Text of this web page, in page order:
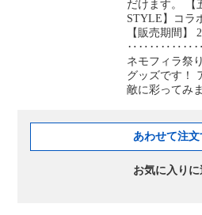
だけます。 【
STYLE】コラ
【販売期間】
ネモフィラ祭
グッズです！
敵に彩ってみ
あわせて注文
お気に入りに